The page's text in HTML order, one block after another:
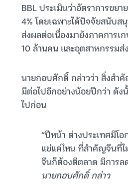
BBL ประเมินว่าอัตราการขย
4% โดยเฉพาะได้ปัจจัยสนับ
ส่งผลต่อเนื่องมายังภาคการ
10 ล้านคน และอุตสาหกรรม
นายกอบศักดิ์ กล่าวว่า สิ่งสำ
มีต่อไปอีกอย่างน้อยปีกว่า ดัง
ไปก่อน
“ปีหน้า ต่างประเทศมีโ
แย่แค่ไหน ที่สำคัญจีนที่ไ
จีนก็ต้องตีตลาด มีการล
นายกอบศักดิ์ กล่าว